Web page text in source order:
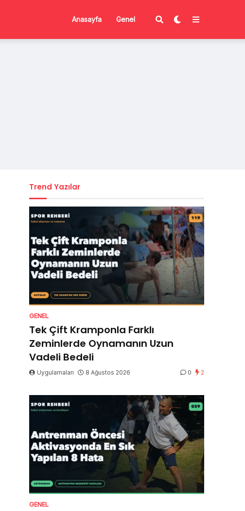
Anasayfa Genel
Trend Yazılar
GENEL
Tek Çift Kramponla Farklı
Zeminlerde Oynamanın Uzun
Vadeli Bedeli
Uygulamaları 8 Ağustos 2026 0 2
GENEL